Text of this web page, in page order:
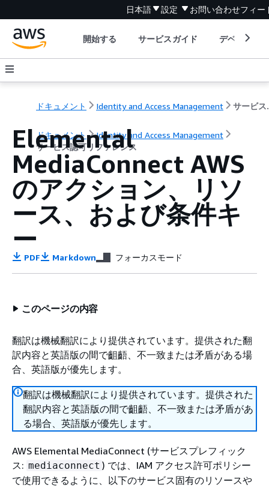
日本語 設定 お問い合わせフィー
開始する サービスガイド デベロッパ
ドキュメント Identity and Access Management サ
ドキュメント
Identity and Access Management
サービス認可リファレンス
Elemental
MediaConnect AWS
のアクション、リソ
ース、および条件キ
ー
PDF Markdown フォーカスモード
このページの内容
翻訳は機械翻訳により提供されています。提供された翻
訳内容と英語版の間で齟齬、不一致または矛盾がある場
合、英語版が優先します。
翻訳は機械翻訳により提供されています。提供された
翻訳内容と英語版の間で齟齬、不一致または矛盾があ
る場合、英語版が優先します。
AWS Elemental MediaConnect (サービスプレフィック
ス: mediaconnect ) では、IAM アクセス許可ポリシー
で使用できるように、以下のサービス固有のリソースや